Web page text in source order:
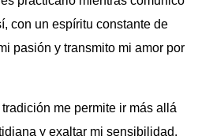
con un espíritu constante de
pasión y transmito mi amor por
me permite ir más allá
y exaltar mi sensibilidad.